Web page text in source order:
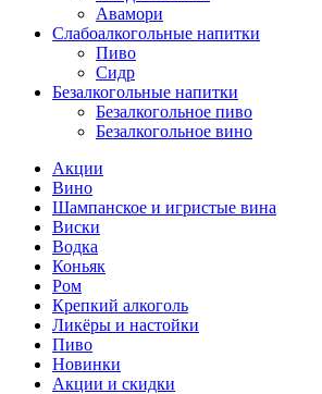
Авамори
Слабоалкогольные напитки
Пиво
Сидр
Безалкогольные напитки
Безалкогольное пиво
Безалкогольное вино
Акции
Вино
Шампанское и игристые вина
Виски
Водка
Коньяк
Ром
Крепкий алкоголь
Ликёры и настойки
Пиво
Новинки
Акции и скидки